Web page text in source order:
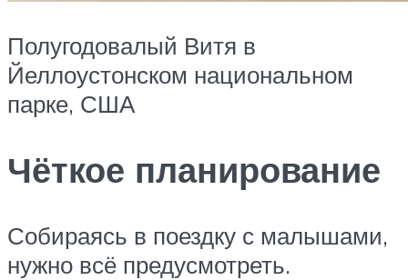
Полугодовалый Витя в
Йеллоустонском национальном
парке, США
Чёткое планирование
Собираясь в поездку с малышами,
нужно всё предусмотреть.